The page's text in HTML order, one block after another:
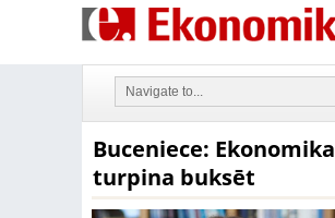
Buceniece: Ekonomika
turpina buksēt